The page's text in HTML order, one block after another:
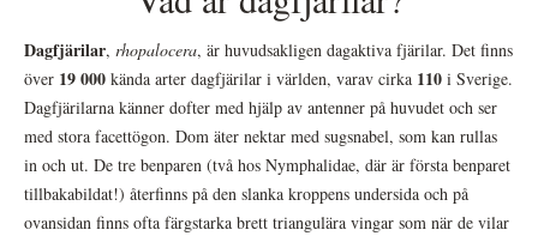
Dagfjärilar, rhopalocera, är huvudsakligen dagaktiva fjärilar. Det finns
över 19 000 kända arter dagfjärilar i världen, varav cirka 110 i Sverige.
Dagfjärilarna känner dofter med hjälp av antenner på huvudet och ser
med stora facettögon. Dom äter nektar med sugsnabel, som kan rullas
in och ut. De tre benparen (två hos Nymphalidae, där är första benparet
tillbakabildat!) återfinns på den slanka kroppens undersida och på
ovansidan finns ofta färgstarka brett triangulära vingar som när de vilar